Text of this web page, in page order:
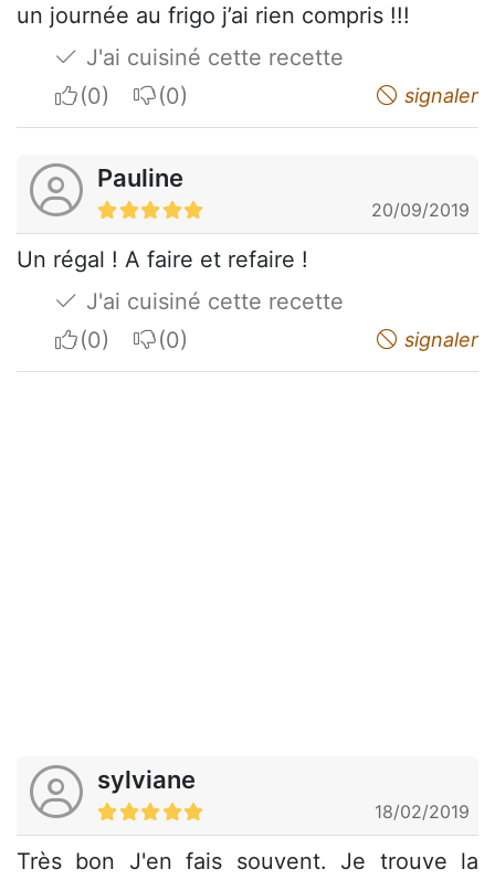
un journée au frigo j’ai rien compris !!!
J'ai cuisiné cette recette
I apreciateI do not appreciate signaler
Pauline
20/09/2019
Un régal ! A faire et refaire !
J'ai cuisiné cette recette
I apreciateI do not appreciate signaler
sylviane
18/02/2019
Très bon J'en fais souvent. Je trouve la